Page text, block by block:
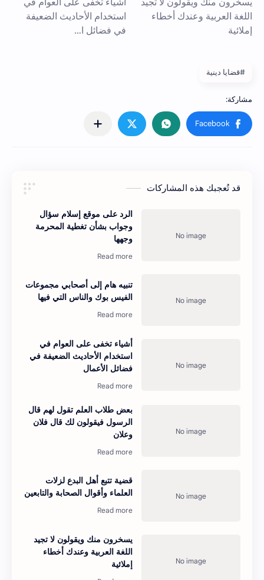
#قضايا دينية
قد تُعجبك هذه المشاركات
الرد على موقع إسلام سؤال
وجواب بشأن تغطية المحرمة
وجهها
تنبيه هام إلى أصحابي مجموعات
الفيس بوك والناس التي فيها
أشياء تخفى على العوام في
استخدام الأحاديث الضعيفة في
فضائل الأعمال
بعض طلاب العلم تقول لهم قال
الرسول فيقولون لك قال فلان
وعلان
قضية تتبع أهل البدع لزلات
العلماء وأقوال الصحابة والتابعين
يسخرون منك ويقولون لا تجيد
اللغة العربية وعندك أخطاء
إملائية